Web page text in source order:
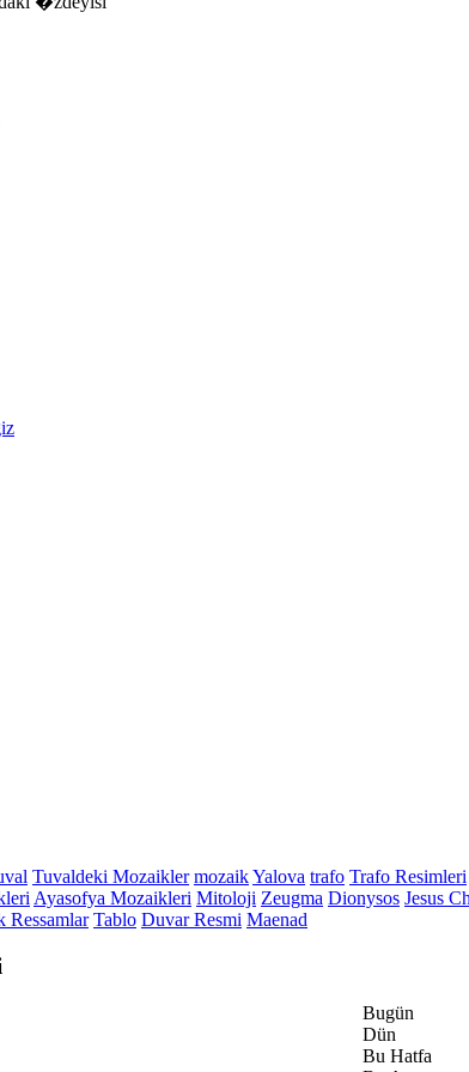
Tuvaldeki Mozaikler mozaikYalova trafo Trafo Resimleri
Ayasofya Mozaikleri Mitoloji Zeugma Dionysos Jesus
Ressamlar Tablo Duvar Resmi Maenad
Bugün
Dün
Bu Hatfa